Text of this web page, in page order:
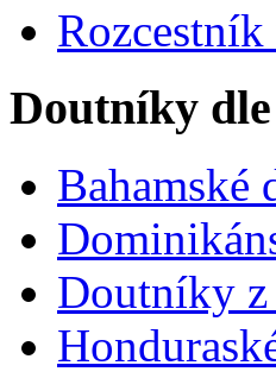
Doutníky
Bahamské
Doutníky z